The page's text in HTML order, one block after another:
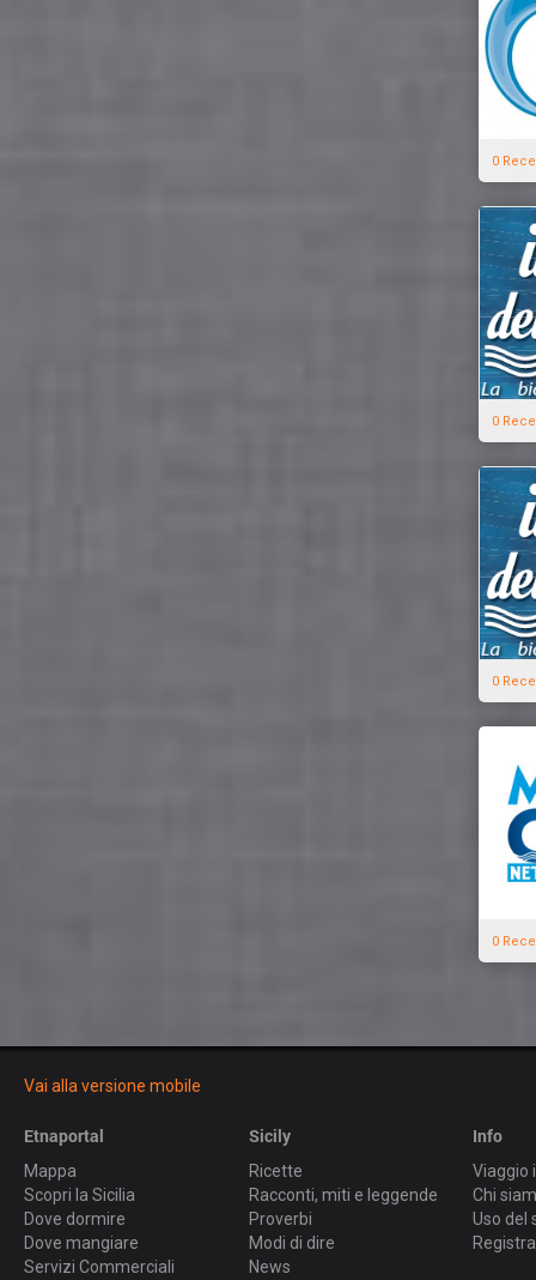
0
0
0
0
Vai alla versione mobile
Etnaportal
Mappa
Scopri la Sicilia
Dove dormire
Dove mangiare
Servizi Commerciali
Sicily
Ricette
Racconti, miti e leggende
Proverbi
Modi di dire
News
Info
Viaggio
Chi
Uso del